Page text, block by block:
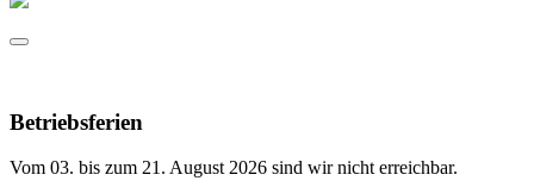
Betriebsferien
Vom 03. bis zum 21. August 2026 sind wir nicht erreichbar.